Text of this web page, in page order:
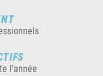
l’année